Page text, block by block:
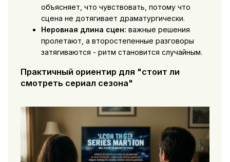
объясняет, что чувствовать, потому что
сцена не дотягивает драматургически.
Неровная длина сцен: важные решения
пролетают, а второстепенные разговоры
затягиваются - ритм становится случайным.
Практичный ориентир для "стоит ли
смотреть сериал сезона"